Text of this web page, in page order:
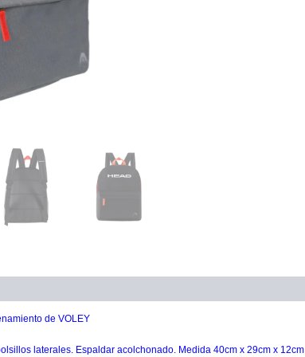
de VOLEY
laterales. Espaldar acolchonado. Medida 40cm x 29cm x 12cm